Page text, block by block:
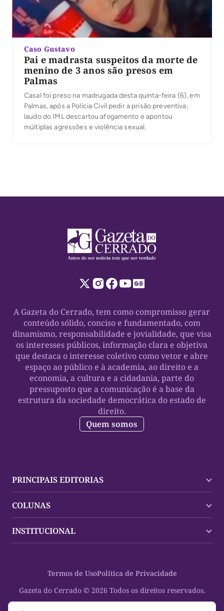
Caso Gustavo
Pai e madrasta suspeitos da morte de
menino de 3 anos são presos em
Palmas
Casal foi preso na madrugada desta quinta-feira (6), em
Palmas, após a Polícia Civil pedir a prisão preventiva;
laudo do IML descartou afogamento e apontou
múltiplas agressões e violência sexual.
A Gazeta do Cerrado, tem como compromisso gerar
conteúdo sólido, conciso e fundamentado, com
dinamismo, responsabilidade e jovialidade, que visa
os interesses públicos, informação clara e objetiva
que destaca o interesse coletivo como vetor e abre
espaço ao público e à academia, ao direito e a
economia, a cultura e a cidadania, parte do
pressuposto que a comunicação é a base da
estrutura da sociedade democrática do estado de
direito.
Quem somos
PRINCIPAIS EDITORIAS
Palmas
Mundo
Oportunidades
Cultura
Saúde
COLUNAS
Policial
Planeta Vivo
Espaço Cidadania
Turistando Gazeta
INSTITUCIONAL
Gazeta do Cerrado © 2026 Todos os direitos reservados.
Termos de UsoPolítica de Privacidade